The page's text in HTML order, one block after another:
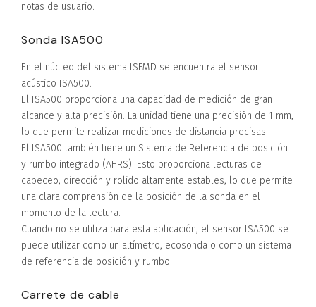
notas de usuario.
Sonda ISA500
En el núcleo del sistema ISFMD se encuentra el sensor
acústico ISA500.
El ISA500 proporciona una capacidad de medición de gran
alcance y alta precisión. La unidad tiene una precisión de 1 mm,
lo que permite realizar mediciones de distancia precisas.
El ISA500 también tiene un Sistema de Referencia de posición
y rumbo integrado (AHRS). Esto proporciona lecturas de
cabeceo, dirección y rolido altamente estables, lo que permite
una clara comprensión de la posición de la sonda en el
momento de la lectura.
Cuando no se utiliza para esta aplicación, el sensor ISA500 se
puede utilizar como un altímetro, ecosonda o como un sistema
de referencia de posición y rumbo.
Carrete de cable